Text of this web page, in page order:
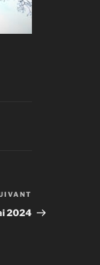
suivant
2024